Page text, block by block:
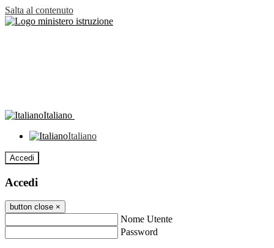
Salta al contenuto
Italiano
Italiano
Accedi
Accedi
button close ×
Nome Utente
Password